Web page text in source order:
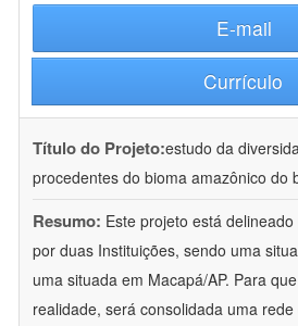
E-mail
Currículo
Título do Projeto:estudo da
procedentes do bioma amazônico do
Resumo: Este projeto está
por duas Instituições, sendo uma
uma situada em Macapá/AP. Para
realidade, será consolidada uma